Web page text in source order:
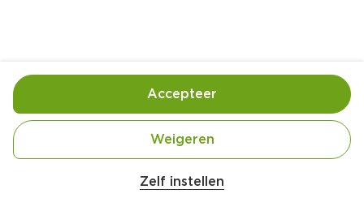
Alle Grand'Italia Pesto, gnocchi, orzo en
tortellini
Per stuk
Geldig van woensdag 5 augustus tot en met
Zelf instellen
Weigeren
Accepteer